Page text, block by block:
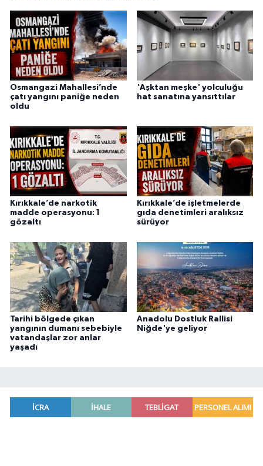
Osmangazi Mahallesi’nde
çatı yangını paniğe neden
oldu
'Aşktan meşke' yolculuğu
hat sanatına yansıttılar
Kırıkkale’de narkotik
madde operasyonu: 1
gözaltı
Kırıkkale’de işletmelerde
gıda denetimleri aralıksız
sürüyor
Tarihi bölgede çıkan
yangının dumanı sebebiyle
vatandaşlar zor anlar
yaşadı
Anadolu Dostluk Rallisi
Niğde'ye geliyor